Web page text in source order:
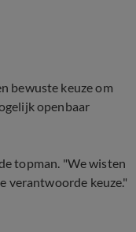
bewuste keuze om
openbaar
topman. "We wisten
verantwoorde keuze."